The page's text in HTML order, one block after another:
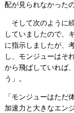
配が見られなかった
そして次のように
していましたので、
に指示しましたが、
し、モンジューはそ
から飛ばしていれば
う」。
「モンジューはただ
加速力と大きなエン